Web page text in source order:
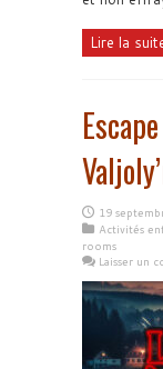
Lire la
19
Activités
rooms
Laisser un